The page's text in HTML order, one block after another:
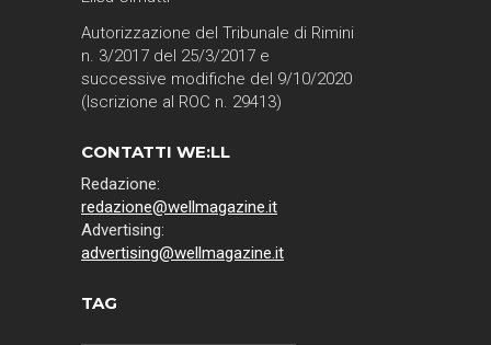
Autorizzazione del Tribunale di Rimini
n. 3/2017 del 25/3/2017 e
successive modifiche del 9/10/2020
(Iscrizione al ROC n. 29413)
CONTATTI WE:LL
Redazione:
redazione@wellmagazine.it
Advertising:
advertising@wellmagazine.it
TAG